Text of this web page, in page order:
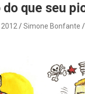
do que seu
Simone Bonfante